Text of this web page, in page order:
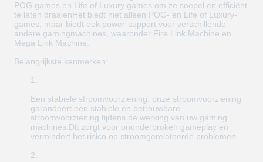
POG games en Life of Luxury games.om ze soepel en efficiënt
te laten draaienHet biedt niet alleen POG- en Life of Luxury-
games, maar biedt ook power-support voor verschillende
andere gamingmachines, waaronder Fire Link Machine en
Mega Link Machine.
Belangrijkste kenmerken:
Een stabiele stroomvoorziening: onze stroomvoorziening
garandeert een stabiele en betrouwbare
stroomvoorziening tijdens de werking van uw gaming
machines.Dit zorgt voor ononderbroken gameplay en
vermindert het risico op stroomgerelateerde problemen.